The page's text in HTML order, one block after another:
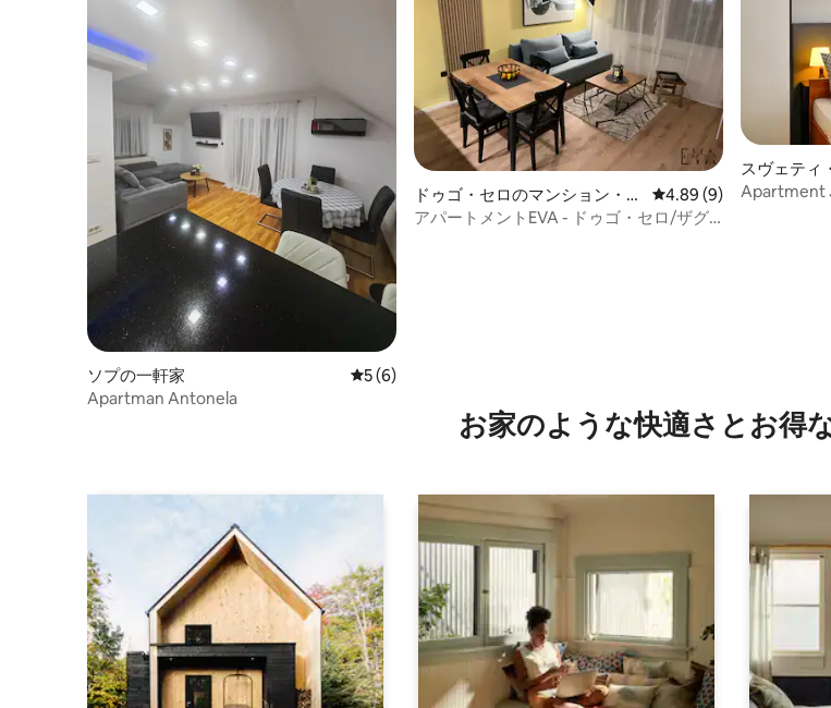
ソプの一軒家 レビュー6件、5つ星中5つ星の平均評価
5 (6)
Apartman Antonela
ドゥゴ・セロのマンション・ア
パート
レビュー9件、5つ星中
4.89 (9)
アパートメントEVA - ドゥゴ・セロ/ザグ
スヴェティ
ナのマンシ
Apartment
お家のような快⁠適⁠さ⁠とお⁠得⁠